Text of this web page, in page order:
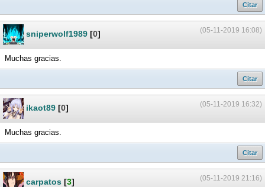
Citar
(05-11-2019 16:08)
sniperwolf1989 [0]
Muchas gracias.
Citar
(05-11-2019 16:32)
ikaot89 [0]
Muchas gracias.
Citar
(05-11-2019 21:16)
carpatos [3]